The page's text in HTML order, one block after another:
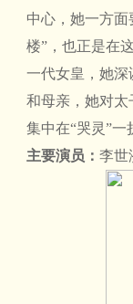
中心，她一方
楼”，也正是在
一代女皇，她
和母亲，她对
集中在“哭灵”
主要演员： 李世